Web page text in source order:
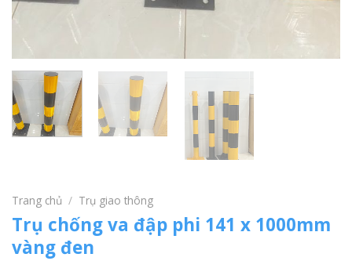
Trang chủ / Trụ giao thông
Trụ chống va đập phi 141 x 1000mm
vàng đen